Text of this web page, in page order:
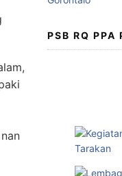
PSB RQ PPA